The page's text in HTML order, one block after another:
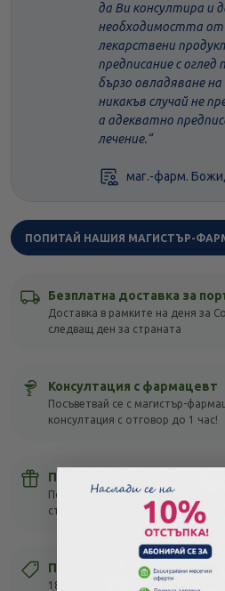
да Ви консултира и
необходимостта от
лекарствени
предписание с
бързо овладяване
никакъв случай не
а адекватно
лечение.
маг.-фарм.
ПОПИТАЙ НАШИЯ МАГИСТЪР-
Безплатна доставка за
Доставка в рамките на деня за
следващ ден за страната
Консултация с фармацевт
Посъветвай се с магистър-
консултация с отговор до 1 час!
Подарък мостра с всяка
Получи подарък с всяка своя
стойността – тествай различни
Първата европейска
189 милиона клиенти в цяла